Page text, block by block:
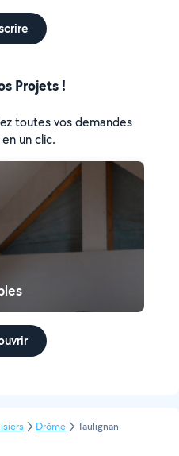
Projets !
toutes vos demandes
un clic.
Drôme Taulignan